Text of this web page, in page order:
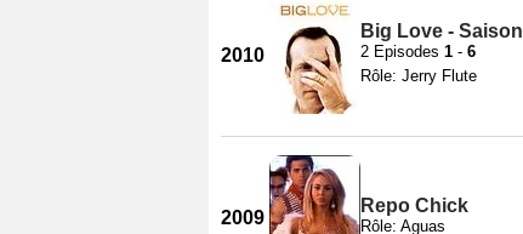
2010
Big Love -
2 Episodes 1 - 6
Rôle: Jerry Flute
2009
Repo Chick
Rôle: Aguas